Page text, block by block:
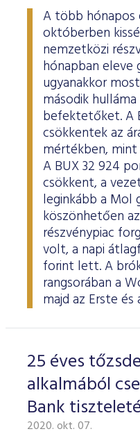
A több
októberben
nemzetközi
hónapban eleve
ugyanakkor
második
befektetőket. A
csökkentek az
mértékben,
A BUX 32 924
csökkent, a
leginkább a Mol
köszönhetően
részvénypiac
volt, a napi
forint lett. A
rangsorában a
majd az Erste
25 éves
alkalmából
Bank
2020. okt. 07.